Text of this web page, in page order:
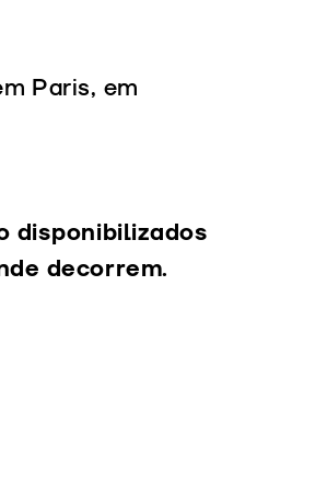
Paris, em
disponibilizados
decorrem.